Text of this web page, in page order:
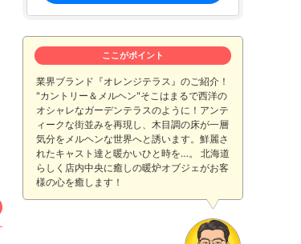
ここがポイント
業界ブランド『オレンジテラス』のご紹介！
"カントリー＆メルヘン"そこはまるで西洋の
オシャレなガーデンテラスのように！アンテ
ィークな街並みを再現し、木目調の床が一層
気分をメルヘンな世界へと誘います。鮮麗さ
れたキャスト達と暖かいひと時を…。 北海道
らしく店内中央に癒しの暖炉オブジェがお客
様の心を癒します！